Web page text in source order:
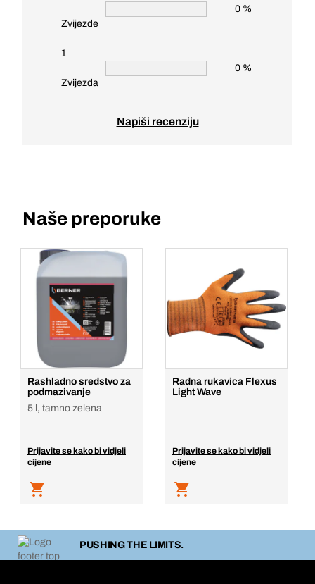
Zvijezde
0 %
1
Zvijezda
0 %
Napiši recenziju
Naše preporuke
Rashladno sredstvo za
podmazivanje
5 l, tamno zelena
Prijavite se kako bi vidjeli
cijene
Radna rukavica Flexus
Light Wave
Prijavite se kako bi vidjeli
cijene
PUSHING THE LIMITS.